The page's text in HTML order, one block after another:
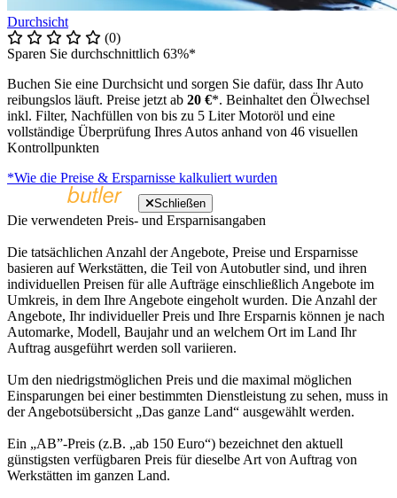
Durchsicht
(0)
Sparen Sie durchschnittlich 63%*
Buchen Sie eine Durchsicht und sorgen Sie dafür, dass Ihr Auto
reibungslos läuft. Preise jetzt ab 20 €*. Beinhaltet den Ölwechsel
inkl. Filter, Nachfüllen von bis zu 5 Liter Motoröl und eine
vollständige Überprüfung Ihres Autos anhand von 46 visuellen
Kontrollpunkten
*Wie die Preise & Ersparnisse kalkuliert wurden
Schließen
Die verwendeten Preis- und Ersparnisangaben
Die tatsächlichen Anzahl der Angebote, Preise und Ersparnisse
basieren auf Werkstätten, die Teil von Autobutler sind, und ihren
individuellen Preisen für alle Aufträge einschließlich Angebote im
Umkreis, in dem Ihre Angebote eingeholt wurden. Die Anzahl der
Angebote, Ihr individueller Preis und Ihre Ersparnis können je nach
Automarke, Modell, Baujahr und an welchem Ort im Land Ihr
Auftrag ausgeführt werden soll variieren.
Um den niedrigstmöglichen Preis und die maximal möglichen
Einsparungen bei einer bestimmten Dienstleistung zu sehen, muss in
der Angebotsübersicht „Das ganze Land“ ausgewählt werden.
Ein „AB”-Preis (z.B. „ab 150 Euro“) bezeichnet den aktuell
günstigsten verfügbaren Preis für dieselbe Art von Auftrag von
Werkstätten im ganzen Land.